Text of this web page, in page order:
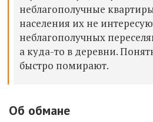
неблагополучные
населения их не
неблагополучных
а куда-то в деревни.
быстро помирают.
Об обмане